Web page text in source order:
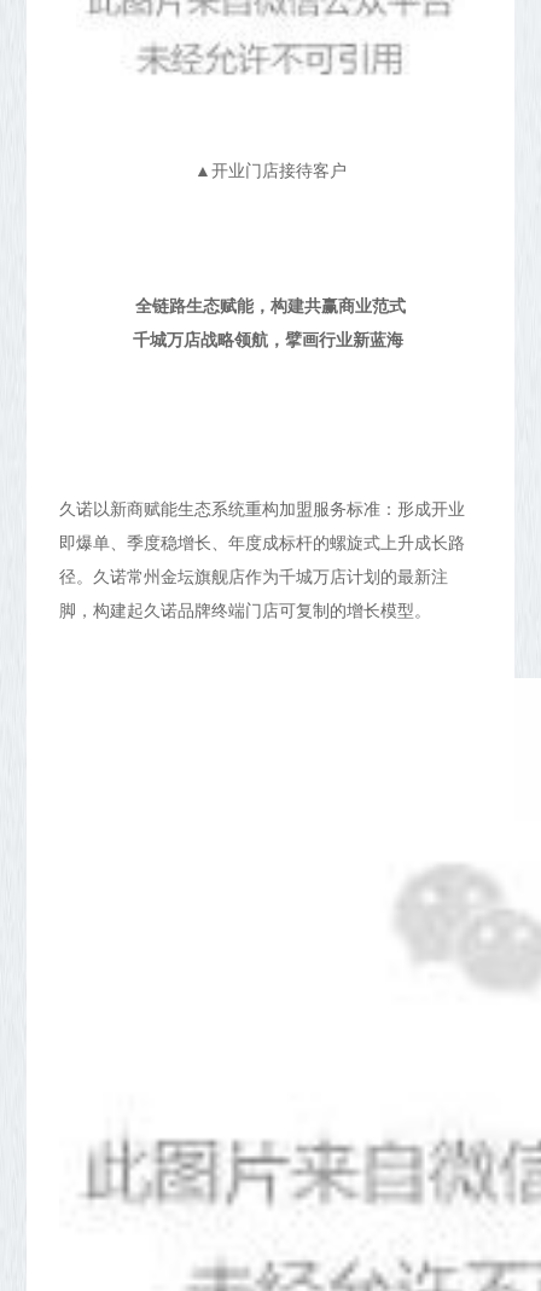
▲开业门店接待客户
全链路生态赋能，构建共赢商业范式
千城万店战略领航，擘画行业新蓝海
久诺以新商赋能生态系统重构加盟服务标准：形成开业
即爆单、季度稳增长、年度成标杆的螺旋式上升成长路
径。久诺常州金坛旗舰店作为千城万店计划的最新注
脚，构建起久诺品牌终端门店可复制的增长模型。